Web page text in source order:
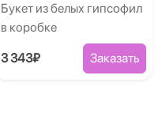
Букет из белых гипсофил
в коробке
3 343₽ Заказать